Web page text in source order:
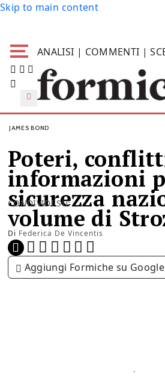
Skip to main content
ANALISI | COMMENTI |
JAMES BOND
Poteri,
informazioni
sicurezza
volume di
Di Federica De Vincentis
CONDIVIDI SU:
Aggiungi Formiche su Google